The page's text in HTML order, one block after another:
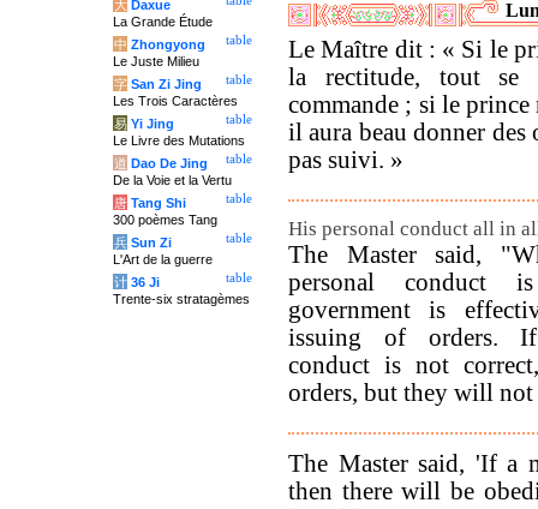
Le Maître dit : « Si le
la rectitude, tout se
commande ; si le prince
il aura beau donner des
pas suivi. »
His personal conduct all in
The Master said,
personal conduct
government is
issuing of orders.
conduct is not
orders, but they will
The Master said, 'If a
then there will be
大 Daxue
La Grande Étude
table
中 Zhongyong
Le Juste Milieu
table
字 San Zi Jing
Les Trois Caractères
table
易 Yi Jing
Le Livre des Mutations
table
道 Dao De Jing
De la Voie et la Vertu
table
唐 Tang Shi
300 poèmes Tang
table
兵 Sun Zi
L'Art de la guerre
table
计 36 Ji
Trente-six stratagèmes